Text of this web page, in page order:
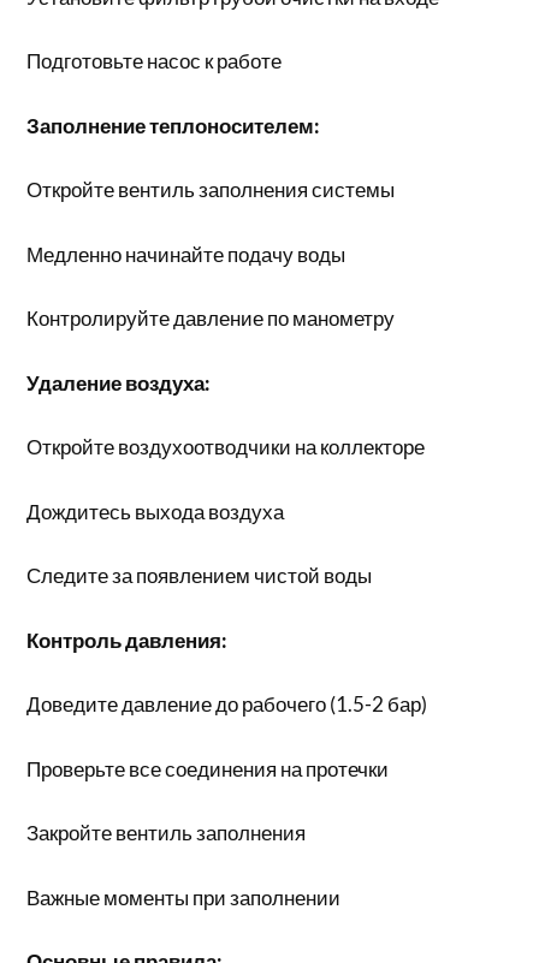
Подготовьте насос к работе
Заполнение теплоносителем:
Откройте вентиль заполнения системы
Медленно начинайте подачу воды
Контролируйте давление по манометру
Удаление воздуха:
Откройте воздухоотводчики на коллекторе
Дождитесь выхода воздуха
Следите за появлением чистой воды
Контроль давления:
Доведите давление до рабочего (1.5-2 бар)
Проверьте все соединения на протечки
Закройте вентиль заполнения
Важные моменты при заполнении